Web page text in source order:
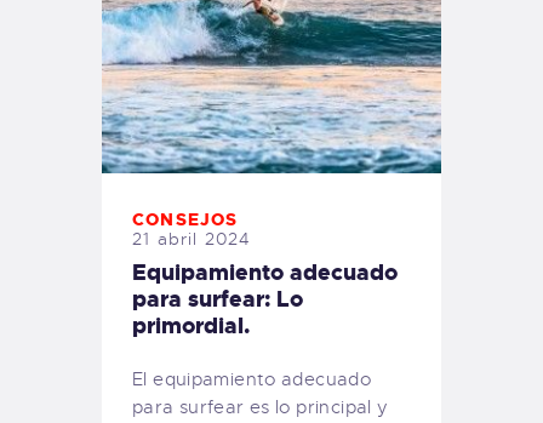
CONSEJOS
21 abril 2024
Equipamiento adecuado
para surfear: Lo
primordial.
El equipamiento adecuado
para surfear es lo principal y